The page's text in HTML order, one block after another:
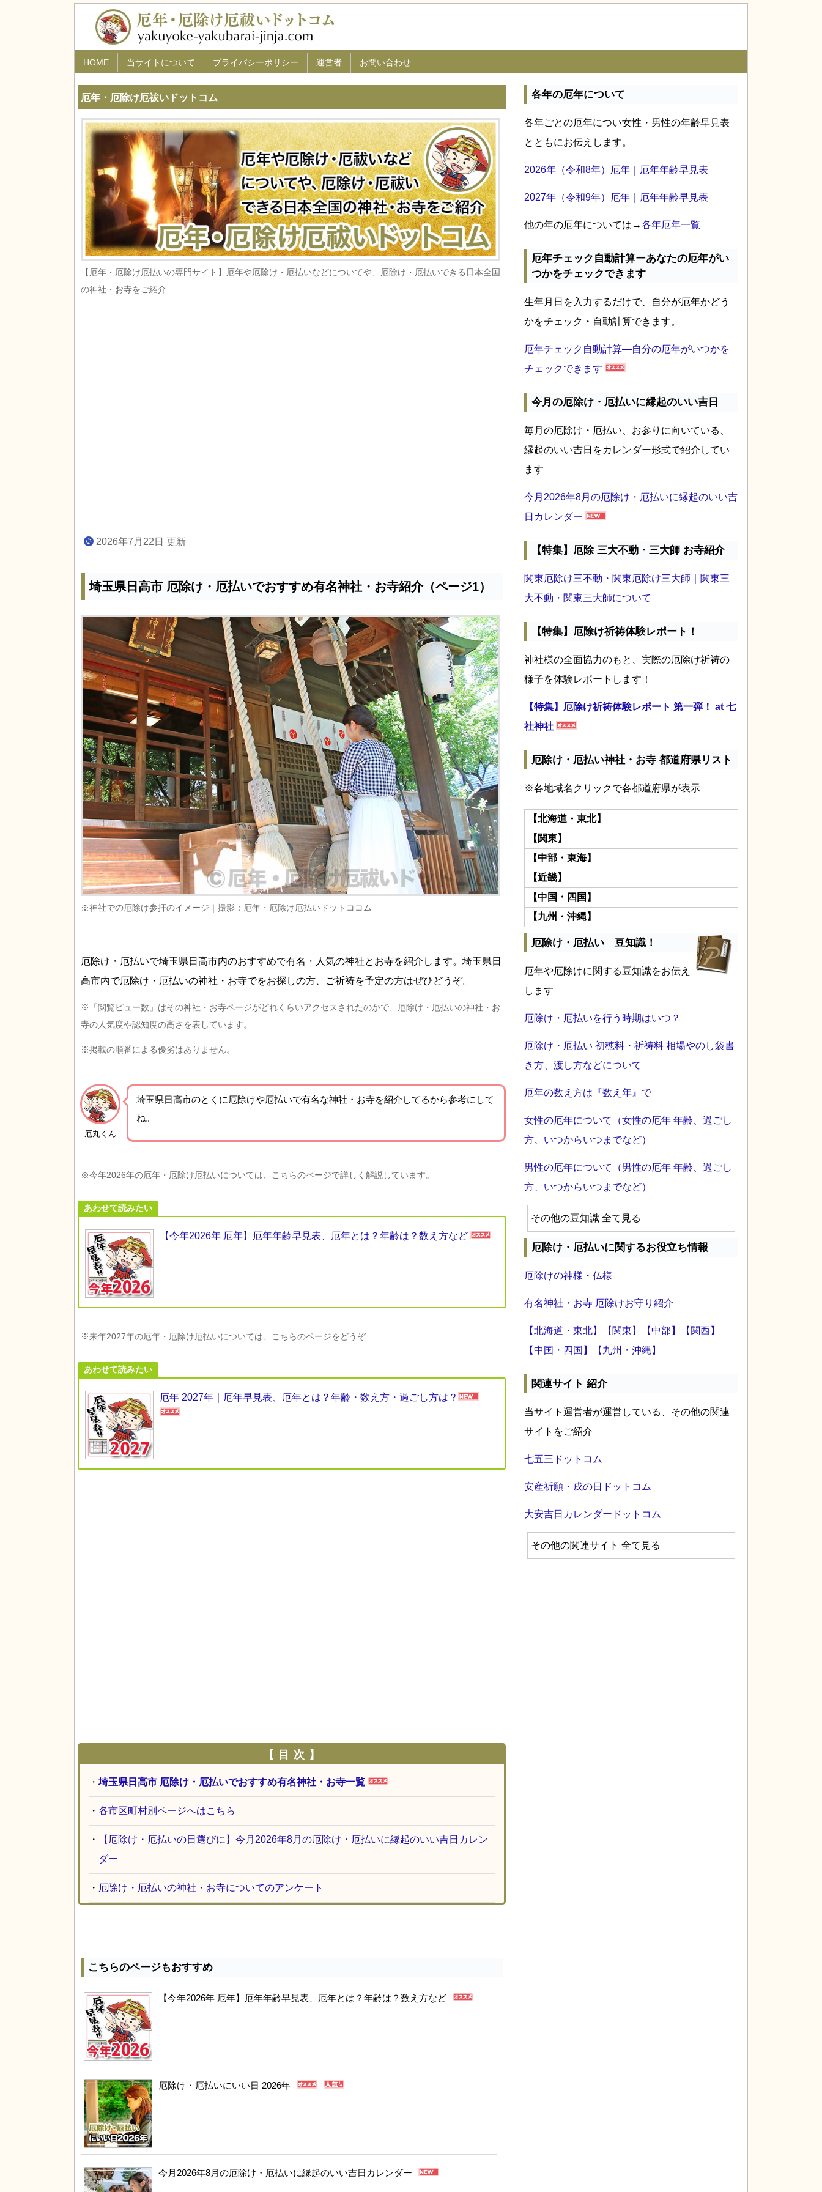
厄年・厄除け厄祓いドットコム
【厄年・厄除け厄払いの専門サイト】厄年や厄除け・厄払いなどについてや、厄除け・厄払いできる日本全国
の神社・お寺をご紹介
2026年7月22日 更新
埼玉県日高市 厄除け・厄払いでおすすめ有名神社・お寺紹介（ページ1）
※神社での厄除け参拝のイメージ｜撮影：厄年・厄除け厄払いドットココム
厄除け・厄払いで埼玉県日高市内のおすすめで有名・人気の神社とお寺を紹介します。埼玉県日
高市内で厄除け・厄払いの神社・お寺でをお探しの方、ご祈祷を予定の方はぜひどうぞ。
※「閲覧ビュー数」はその神社・お寺ページがどれくらいアクセスされたのかで、厄除け・厄払いの神社・お
寺の人気度や認知度の高さを表しています。
※掲載の順番による優劣はありません。
厄丸くん
埼玉県日高市のとくに厄除けや厄払いで有名な神社・お寺を紹介 してるから参考にして
ね。
※今年2026年の厄年・厄除け厄払いについては、こちらのページで詳しく解説しています。
あわせて読みたい
【今年2026年 厄年】厄年年齢早見表、厄年とは？年齢は？数え方など
※来年2027年の厄年・厄除け厄払いについては、こちらのページをどうぞ
あわせて読みたい
厄年 2027年｜厄年早見表、厄年とは？年齢・数え方・過ごし方は？
【 目 次 】
・ 埼玉県日高市 厄除け・厄払いでおすすめ有名神社・お寺一覧
・ 各市区町村別ページへはこちら
・
【厄除け・厄払いの日選びに】今月2026年8月の厄除け・厄払いに縁起のいい吉日カレン
ダー
・ 厄除け・厄払いの神社・お寺についてのアンケート
こちらのページもおすすめ
【今年2026年 厄年】厄年年齢早見表、厄年とは？年齢は？数え方など
厄除け・厄払いにいい日 2026年
今月2026年8月の厄除け・厄払いに縁起のいい吉日カレンダー
各年の厄年について
各年ごとの厄年につい女性・男性の年齢早見表
とともにお伝えします。
2026年（令和8年）厄年｜厄年年齢早見表
2027年（令和9年）厄年｜厄年年齢早見表
他の年の厄年については→各年厄年一覧
厄年チェック自動計算ーあなたの厄年がい
つかをチェックできます
生年月日を入力するだけで、自分が厄年かどう
かをチェック・自動計算できます。
厄年チェック自動計算―自分の厄年がいつかを
チェックできます
今月の厄除け・厄払いに縁起のいい吉日
毎月の厄除け・厄払い、お参りに向いている、
縁起のいい吉日をカレンダー形式で紹介してい
ます
今月2026年8月の厄除け・厄払いに縁起のいい吉
日カレンダー
【特集】厄除 三大不動・三大師 お寺紹介
関東厄除け三不動・関東厄除け三大師｜関東三
大不動・関東三大師について
【特集】厄除け祈祷体験レポート！
神社様の全面協力のもと、実際の厄除け祈祷の
様子を体験レポートします！
【特集】厄除け祈祷体験レポート 第一弾！ at 七
社神社
厄除け・厄払い神社・お寺 都道府県リスト
※各地域名クリックで各都道府県が表示
【北海道・東北】
【関東】
【中部・東海】
【近畿】
【中国・四国】
【九州・沖縄】
厄除け・厄払い 豆知識！
厄年や厄除けに関する豆知識をお伝え
します
厄除け・厄払いを行う時期はいつ？
厄除け・厄払い 初穂料・祈祷料 相場やのし袋書
き方、渡し方などについて
厄年の数え方は『数え年』で
女性の厄年について（女性の厄年 年齢、過ごし
方、いつからいつまでなど）
男性の厄年について（男性の厄年 年齢、過ごし
方、いつからいつまでなど）
その他の豆知識 全て見る
厄除け・厄払いに関するお役立ち情報
厄除けの神様・仏様
有名神社・お寺 厄除けお守り紹介
【北海道・東北】 【関東】 【中部】
【関西】
【中国・四国】
【九州・沖縄】
関連サイト 紹介
当サイト運営者が運営している、その他の関連
サイトをご紹介
七五三ドットコム
安産祈願・戌の日ドットコム
大安吉日カレンダードットコム
その他の関連サイト 全て見る
HOME 当サイトについて プライバシーポリシー 運営者 お問い合わせ